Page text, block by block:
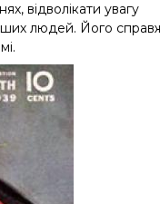
відволікати увагу
людей. Його